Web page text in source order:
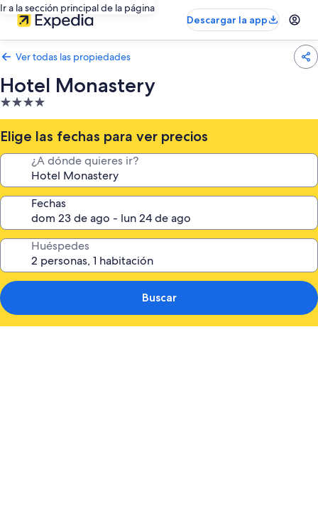
Ir a la sección principal de la página
Descargar la app
Ver todas las propiedades
Hotel Monastery
Propiedad
de
4.0
estrellas
Elige las fechas para ver precios
¿A dónde quieres ir?
Fechas
Huéspedes
Buscar